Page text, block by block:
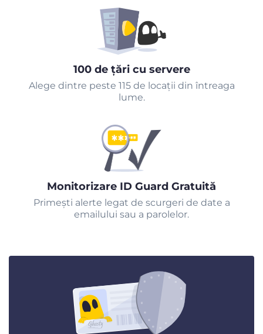
100 de țări cu servere
Alege dintre peste 115 de locații din întreaga
lume.
Monitorizare ID Guard Gratuită
Primeşti alerte legat de scurgeri de date a
emailului sau a parolelor.